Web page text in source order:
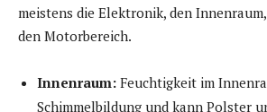
meistens die Elektronik, den
den Motorbereich.
Innenraum: Feuchtigkeit im
Schimmelbildung und kann Polster